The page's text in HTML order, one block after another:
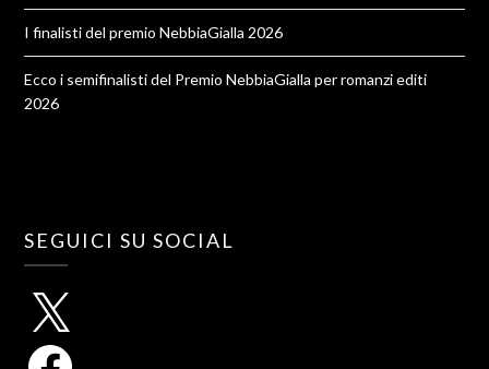
I finalisti del premio NebbiaGialla 2026
Ecco i semifinalisti del Premio NebbiaGialla per romanzi editi
2026
SEGUICI SU SOCIAL